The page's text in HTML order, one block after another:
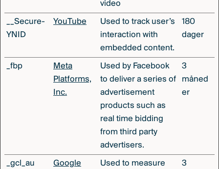
video
__Secure-
YNID
YouTube
Used to track user’s
interaction with
embedded content.
180
dager
_fbp
Meta
Platforms,
Inc.
Used by Facebook
to deliver a series of
advertisement
products such as
real time bidding
from third party
advertisers.
3
måned
er
_gcl_au Google
Used to measure
3